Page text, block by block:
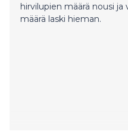
hirvilupien määrä nousi
määrä laski hieman.